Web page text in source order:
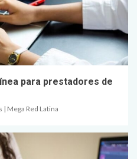
para prestadores de
| Mega Red Latina